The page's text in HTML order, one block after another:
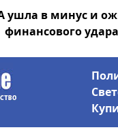
ушла в минус и
финансового удара